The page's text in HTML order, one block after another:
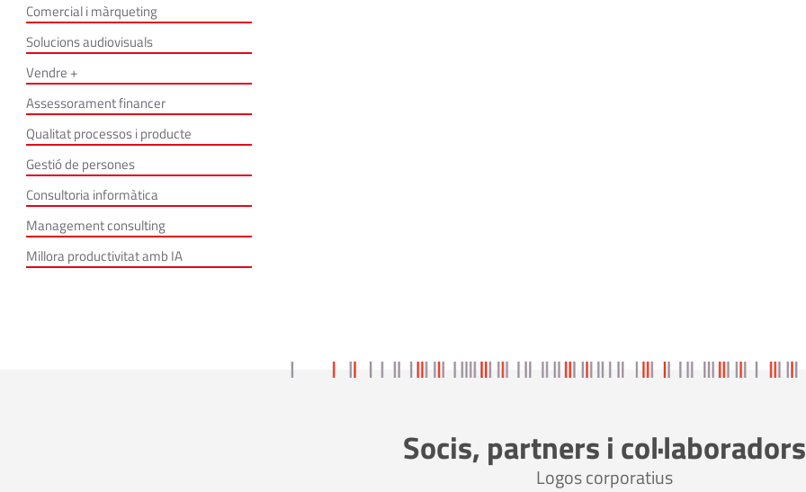
Comercial i màrqueting
Solucions audiovisuals
Vendre +
Assessorament financer
Qualitat processos i producte
Gestió de persones
Consultoria informàtica
Management consulting
Millora productivitat amb IA
Socis, partners i col·laboradors
Logos corporatius